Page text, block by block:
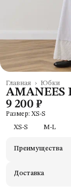
Юбки
Главная ›
AMANEES
9 200 ₽
Размер: XS-S
XS-S
M-L
Преимущества
Оплата —
Доставка